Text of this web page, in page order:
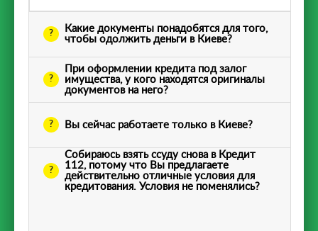
Какие документы понадобятся для того,
чтобы одолжить деньги в Киеве?
При оформлении кредита под залог
имущества, у кого находятся оригиналы
документов на него?
Вы сейчас работаете только в Киеве?
Собираюсь взять ссуду снова в Кредит
112, потому что Вы предлагаете
действительно отличные условия для
кредитования. Условия не поменялись?